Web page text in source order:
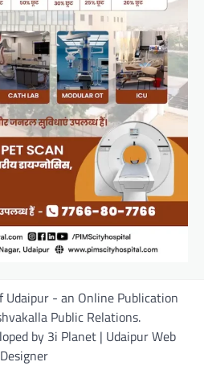
- an Online Publication
Public Relations.
by 3i Planet | Udaipur Web
Designer